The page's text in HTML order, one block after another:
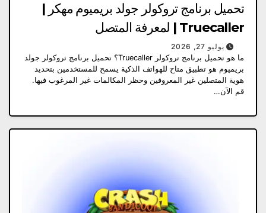
تحميل برنامج تروكولر جولد بريميوم مهكر |
Truecaller | لمعرفة المتصل
يوليو 27, 2026
ما هو تحميل برنامج تروكولر Truecaller؟ تحميل برنامج تروكولر جولد
بريميوم هو تطبيق متاح للهواتف الذكية يسمح للمستخدمين بتحديد
هوية المتصلين غير المعروفين وحظر المكالمات غير المرغوب فيها.
قم الآن…